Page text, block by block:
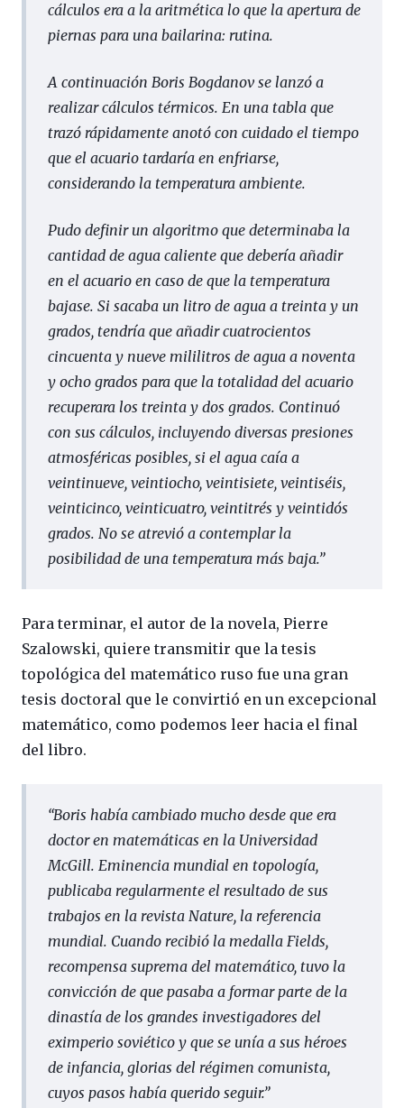
cálculos era a la aritmética lo que la apertura de
piernas para una bailarina: rutina.
A continuación Boris Bogdanov se lanzó a
realizar cálculos térmicos. En una tabla que
trazó rápidamente anotó con cuidado el tiempo
que el acuario tardaría en enfriarse,
considerando la temperatura ambiente.
Pudo definir un algoritmo que determinaba la
cantidad de agua caliente que debería añadir
en el acuario en caso de que la temperatura
bajase. Si sacaba un litro de agua a treinta y un
grados, tendría que añadir cuatrocientos
cincuenta y nueve mililitros de agua a noventa
y ocho grados para que la totalidad del acuario
recuperara los treinta y dos grados. Continuó
con sus cálculos, incluyendo diversas presiones
atmosféricas posibles, si el agua caía a
veintinueve, veintiocho, veintisiete, veintiséis,
veinticinco, veinticuatro, veintitrés y veintidós
grados. No se atrevió a contemplar la
posibilidad de una temperatura más baja.”
Para terminar, el autor de la novela, Pierre
Szalowski, quiere transmitir que la tesis
topológica del matemático ruso fue una gran
tesis doctoral que le convirtió en un excepcional
matemático, como podemos leer hacia el final
del libro.
“Boris había cambiado mucho desde que era
doctor en matemáticas en la Universidad
McGill. Eminencia mundial en topología,
publicaba regularmente el resultado de sus
trabajos en la revista Nature, la referencia
mundial. Cuando recibió la medalla Fields,
recompensa suprema del matemático, tuvo la
convicción de que pasaba a formar parte de la
dinastía de los grandes investigadores del
eximperio soviético y que se unía a sus héroes
de infancia, glorias del régimen comunista,
cuyos pasos había querido seguir.”